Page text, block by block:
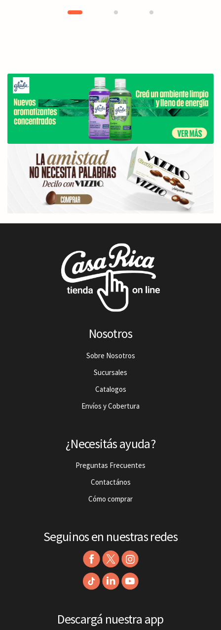
Nosotros
Sobre Nosotros
Sucursales
Catalogos
Envíos y Cobertura
¿Necesitás ayuda?
Preguntas Frecuentes
Contactános
Cómo comprar
Seguinos en nuestras redes
Descargá nuestra app